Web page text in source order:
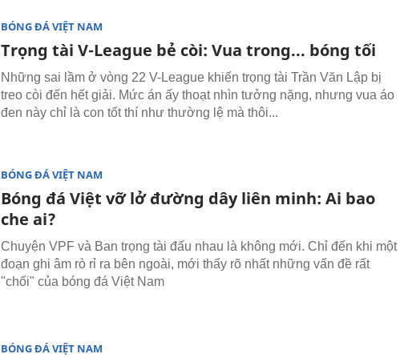
BÓNG ĐÁ VIỆT NAM
Trọng tài V-League bẻ còi: Vua trong... bóng tối
Những sai lầm ở vòng 22 V-League khiến trọng tài Trần Văn Lập bị
treo còi đến hết giải. Mức án ấy thoạt nhìn tưởng nặng, nhưng vua áo
đen này chỉ là con tốt thí như thường lệ mà thôi...
BÓNG ĐÁ VIỆT NAM
Bóng đá Việt vỡ lở đường dây liên minh: Ai bao
che ai?
Chuyện VPF và Ban trọng tài đấu nhau là không mới. Chỉ đến khi một
đoạn ghi âm rò rỉ ra bên ngoài, mới thấy rõ nhất những vấn đề rất
"chối" của bóng đá Việt Nam
BÓNG ĐÁ VIỆT NAM